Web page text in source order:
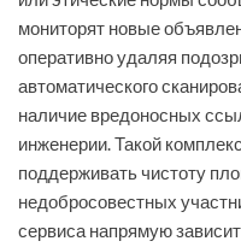
мониторят новые
оперативно удаляя
автоматического
наличие вредоносных
инженерии. Такой
поддерживать чистоту
недобросовестных
сервиса напрямую